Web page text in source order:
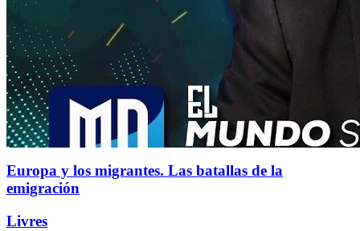
Europa y los migrantes. Las batallas de la
emigración
Livres